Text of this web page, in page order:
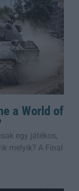
a World of
egy játékos,
melyik? A Final